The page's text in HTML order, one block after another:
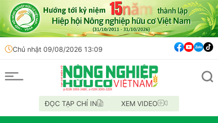
Chủ nhật 09/08/2026 13:09
ĐỌC TẠP CHÍ IN XEM VIDEO